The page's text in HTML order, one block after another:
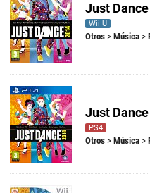
Just
Wii U
Otros > Música >
Just
PS4
Otros > Música >